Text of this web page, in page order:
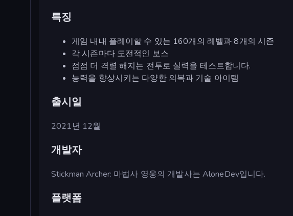
특징
게임 내내 플레이할 수 있는 160개의 레벨과 8개의 시즌
각 시즌마다 도전적인 보스
점점 더 격렬 해지는 전투로 실력을 테스트합니다.
능력을 향상시키는 다양한 의복과 기술 아이템
출시일
2021년 12월
개발자
Stickman Archer: 마법사 영웅의 개발사는 AloneDev입니다.
플랫폼